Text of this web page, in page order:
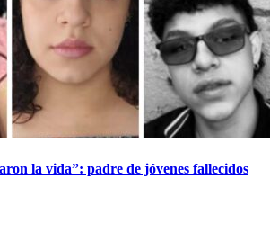
la vida”: padre de jóvenes fallecidos